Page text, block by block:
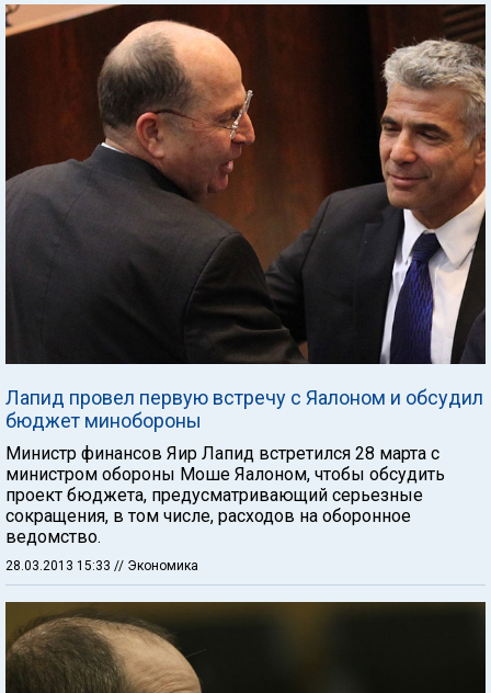
Лапид провел первую встречу с Яалоном и обсудил
бюджет минобороны
Министр финансов Яир Лапид встретился 28 марта с
министром обороны Моше Яалоном, чтобы обсудить
проект бюджета, предусматривающий серьезные
сокращения, в том числе, расходов на оборонное
ведомство.
28.03.2013 15:33 // Экономика